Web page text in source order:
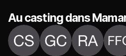
Au casting dans